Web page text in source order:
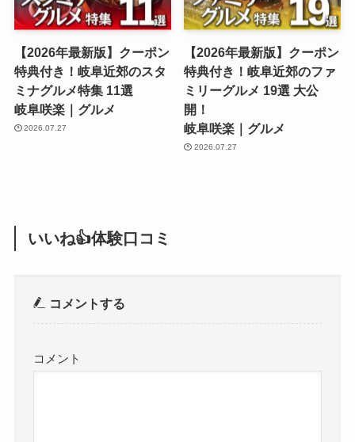
【2026年最新版】クーポン
特典付き！岐阜近郊のスタ
ミナグルメ特集 11選
岐阜咲楽｜グルメ
2026.07.27
【2026年最新版】クーポン
特典付き！岐阜近郊のファ
ミリーグルメ 19選 大公
開！
岐阜咲楽｜グルメ
2026.07.27
いいね👍体験口コミ
コメントする
コメント